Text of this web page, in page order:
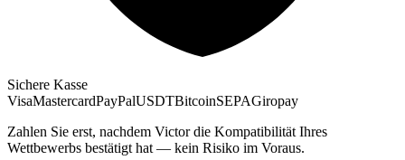
Sichere Kasse
VisaMastercardPayPalUSDTBitcoinSEPAGiropay
Zahlen Sie erst, nachdem Victor die Kompatibilität Ihres
Wettbewerbs bestätigt hat — kein Risiko im Voraus.